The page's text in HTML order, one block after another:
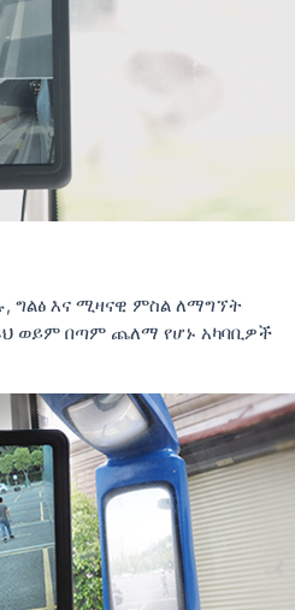
ግልፅ እና ሚዛናዊ ምስል ለማግኘት
ወይም በጣም ጨለማ የሆኑ አካባቢዎች